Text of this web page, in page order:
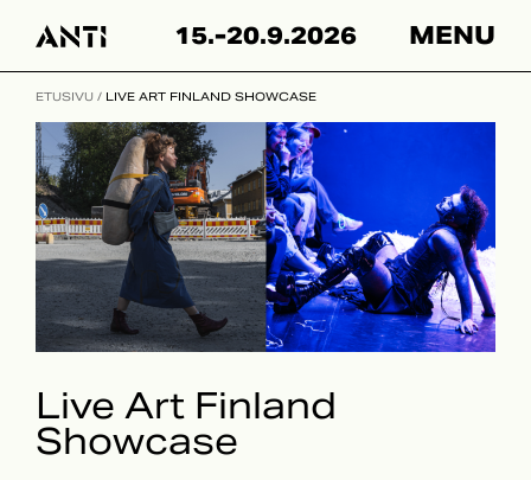
content
15.-20.9.2026 MENU
ETUSIVU / LIVE ART FINLAND SHOWCASE
Live Art Finland
Showcase